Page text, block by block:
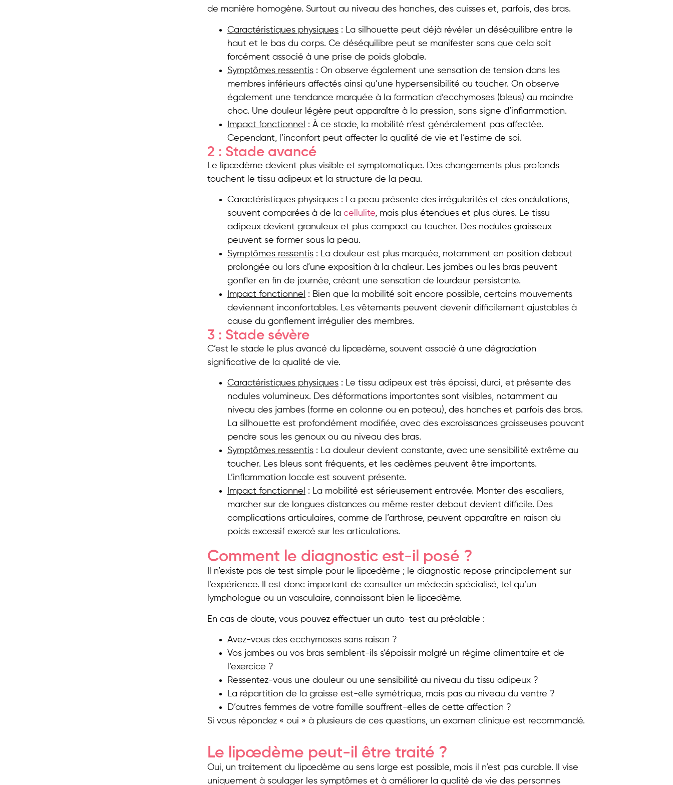
de manière homogène. Surtout au niveau des hanches, des cuisses et, parfois, des bras.
Caractéristiques physiques : La silhouette peut déjà révéler un déséquilibre entre le
haut et le bas du corps. Ce déséquilibre peut se manifester sans que cela soit
forcément associé à une prise de poids globale.
Symptômes ressentis : On observe également une sensation de tension dans les
membres inférieurs affectés ainsi qu’une hypersensibilité au toucher. On observe
également une tendance marquée à la formation d’ecchymoses (bleus) au moindre
choc. Une douleur légère peut apparaître à la pression, sans signe d’inflammation.
Impact fonctionnel
: À ce stade, la mobilité n’est généralement pas affectée.
Cependant, l’inconfort peut affecter la qualité de vie et l’estime de soi.
2 : Stade avancé
Le lipœdème devient plus visible et symptomatique. Des changements plus profonds
touchent le tissu adipeux et la structure de la peau.
Caractéristiques physiques : La peau présente des irrégularités et des ondulations,
souvent comparées à de lacellulite, mais plus étendues et plus dures. Le tissu
adipeux devient granuleux et plus compact au toucher. Des nodules graisseux
peuvent se former sous la peau.
Symptômes ressentis : La douleur est plus marquée, notamment en position debout
prolongée ou lors d’une exposition à la chaleur. Les jambes ou les bras peuvent
gonfler en fin de journée, créant une sensation de lourdeur persistante.
Impact fonctionnel
: Bien que la mobilité soit encore possible, certains mouvements
deviennent inconfortables. Les vêtements peuvent devenir difficilement ajustables à
cause du gonflement irrégulier des membres.
3 : Stade sévère
C’est le stade le plus avancé du lipœdème, souvent associé à une dégradation
significative de la qualité de vie.
Caractéristiques physiques : Le tissu adipeux est très épaissi, durci, et présente des
nodules volumineux. Des déformations importantes sont visibles, notamment au
niveau des jambes (forme en colonne ou en poteau), des hanches et parfois des bras.
La silhouette est profondément modifiée, avec des excroissances graisseuses pouvant
pendre sous les genoux ou au niveau des bras.
Symptômes ressentis : La douleur devient constante, avec une sensibilité extrême au
toucher. Les bleus sont fréquents, et les œdèmes peuvent être importants.
L’inflammation locale est souvent présente.
Impact fonctionnel
: La mobilité est sérieusement entravée. Monter des escaliers,
marcher sur de longues distances ou même rester debout devient difficile. Des
complications articulaires, comme de l’arthrose, peuvent apparaître en raison du
poids excessif exercé sur les articulations.
Comment le diagnostic est-il posé ?
Il n’existe pas de test simple pour le lipœdème ; le diagnostic repose principalement sur
l’expérience. Il est donc important de consulter un médecin spécialisé, tel qu’un
lymphologue ou un vasculaire, connaissant bien le lipœdème.
En cas de doute, vous pouvez effectuer un auto-test au préalable :
Avez-vous des ecchymoses sans raison ?
Vos jambes ou vos bras semblent-ils s’épaissir malgré un régime alimentaire et de
l’exercice ?
Ressentez-vous une douleur ou une sensibilité au niveau du tissu adipeux ?
La répartition de la graisse est-elle symétrique, mais pas au niveau du ventre ?
D’autres femmes de votre famille souffrent-elles de cette affection ?
Si vous répondez « oui » à plusieurs de ces questions, un examen clinique est recommandé.
Le lipœdème peut-il être traité ?
Oui, un traitement du lipœdème au sens large est possible, mais il n’est pas curable. Il vise
uniquement à soulager les symptômes et à améliorer la qualité de vie des personnes